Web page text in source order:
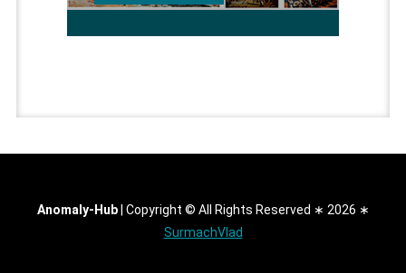
Anomaly-Hub Copyright © All Rights Reserved ∗ 2026 ∗
SurmachVlad